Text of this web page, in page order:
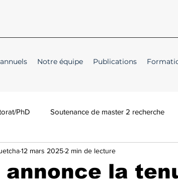
Notre équipe Publications
PhD Soutenance de master 2 recherche
annonce la
12 mars 2025 2 min de lecture